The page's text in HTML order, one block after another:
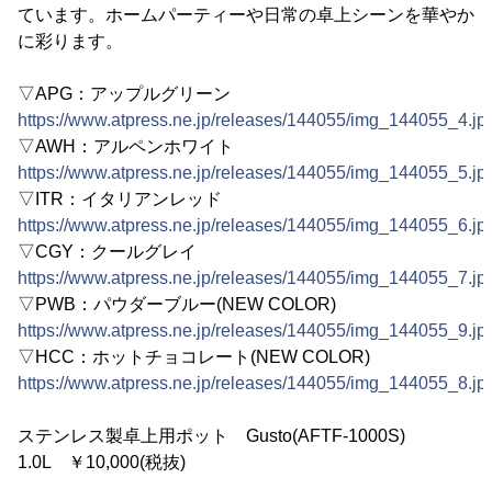
ています。ホームパーティーや日常の卓上シーンを華やか
に彩ります。
▽APG：アップルグリーン
https://www.atpress.ne.jp/releases/144055/
▽AWH：アルペンホワイト
https://www.atpress.ne.jp/releases/144055/
▽ITR：イタリアンレッド
https://www.atpress.ne.jp/releases/144055/
▽CGY：クールグレイ
https://www.atpress.ne.jp/releases/144055/
▽PWB：パウダーブルー(NEW COLOR)
https://www.atpress.ne.jp/releases/144055/
▽HCC：ホットチョコレート(NEW COLOR)
https://www.atpress.ne.jp/releases/144055/
ステンレス製卓上用ポット Gusto(AFTF-1000S)
1.0L ￥10,000(税抜)